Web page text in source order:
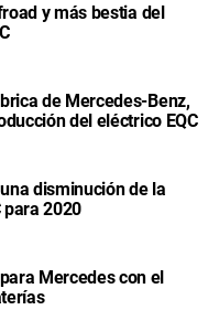
y más bestia del
de Mercedes-Benz,
del eléctrico EQC
disminución de la
para 2020
Mercedes con el